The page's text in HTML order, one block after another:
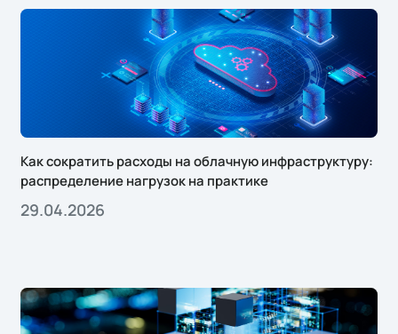
Как сократить расходы на облачную инфраструктуру:
распределение нагрузок на практике
29.04.2026